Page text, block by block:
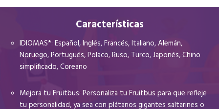
Características
IDIOMAS*: Español, Inglés, Francés, Italiano, Alemán,
Noruego, Portugués, Polaco, Ruso, Turco, Japonés, Chino
simplificado, Coreano
Mejora tu Fruitbus: Personaliza tu Fruitbus para que refleje
tu personalidad, ya sea con plátanos gigantes saltarines o